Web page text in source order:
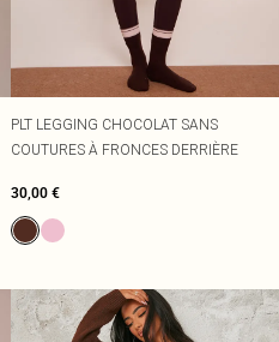
PLT LEGGING CHOCOLAT SANS
COUTURES À FRONCES DERRIÈRE
30,00 €